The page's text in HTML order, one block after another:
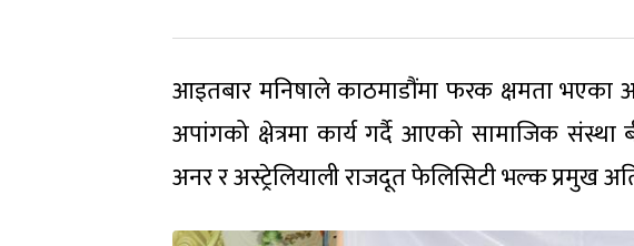
आइतबार मनिषाले काठमाडौंमा फरक क्षमता भएका
अपांगको क्षेत्रमा कार्य गर्दै आएको सामाजिक
अनर र अस्ट्रेलियाली राजदूत फेलिसिटी भल्क प्रमुख